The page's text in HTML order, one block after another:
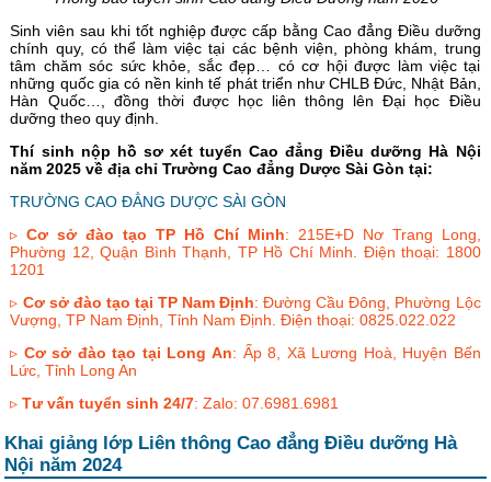
Sinh viên sau khi tốt nghiệp được cấp bằng Cao đẳng Điều dưỡng
chính quy, có thể làm việc tại các bệnh viện, phòng khám, trung
tâm chăm sóc sức khỏe, sắc đẹp… có cơ hội được làm việc tại
những quốc gia có nền kinh tế phát triển như CHLB Đức, Nhật Bản,
Hàn Quốc…, đồng thời được học liên thông lên Đại học Điều
dưỡng theo quy định.
Thí sinh nộp hồ sơ xét tuyển Cao đẳng Điều dưỡng Hà Nội
năm 2025 về địa chỉ Trường Cao đẳng Dược Sài Gòn tại:
TRƯỜNG CAO ĐẲNG DƯỢC SÀI GÒN
▹Cơ sở đào tạo TP Hồ Chí Minh: 215E+D Nơ Trang Long,
Phường 12, Quận Bình Thạnh, TP Hồ Chí Minh. Điện thoại: 1800
1201
▹ Cơ sở đào tạo tại TP Nam Định: Đường Cầu Đông, Phường Lộc
Vượng, TP Nam Định, Tỉnh Nam Định. Điện thoại: 0825.022.022
▹ Cơ sở đào tạo tại Long An: Ấp 8, Xã Lương Hoà, Huyện Bến
Lức, Tỉnh Long An
▹Tư vấn tuyển sinh 24/7: Zalo: 07.6981.6981
Khai giảng lớp Liên thông Cao đẳng Điều dưỡng Hà
Nội năm 2024